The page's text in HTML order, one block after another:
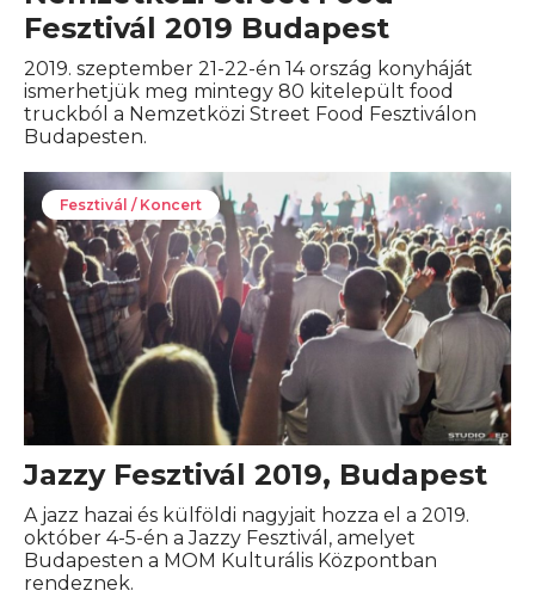
Fesztivál 2019 Budapest
2019. szeptember 21-22-én 14 ország konyháját
ismerhetjük meg mintegy 80 kitelepült food
truckból a Nemzetközi Street Food Fesztiválon
Budapesten.
Fesztivál / Koncert
Jazzy Fesztivál 2019, Budapest
A jazz hazai és külföldi nagyjait hozza el a 2019.
október 4-5-én a Jazzy Fesztivál, amelyet
Budapesten a MOM Kulturális Központban
rendeznek.